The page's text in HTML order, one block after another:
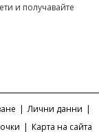
и получавайте
| Лични данни |
| Карта на сайта